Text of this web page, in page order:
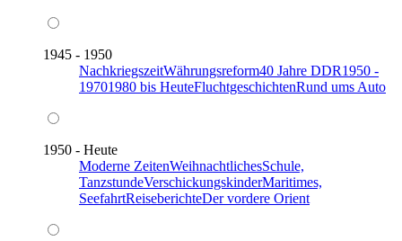
1945 - 1950
NachkriegszeitWährungsreform40 Jahre DDR1950 -
19701980 bis HeuteFluchtgeschichtenRund ums Auto
1950 - Heute
Moderne ZeitenWeihnachtlichesSchule,
TanzstundeVerschickungskinderMaritimes,
SeefahrtReiseberichteDer vordere Orient